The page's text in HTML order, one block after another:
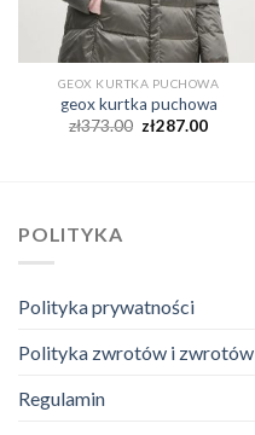
GEOX KURTKA PUCHOWA
geox kurtka puchowa
zł373.00 zł287.00
POLITYKA
Polityka prywatności
Polityka zwrotów i zwrotów
Regulamin